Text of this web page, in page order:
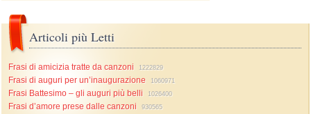
Articoli più Letti
Frasi di amicizia tratte da canzoni 1222829
Frasi di auguri per un’inaugurazione 1060971
Frasi Battesimo – gli auguri più belli 1026400
Frasi d’amore prese dalle canzoni 930565